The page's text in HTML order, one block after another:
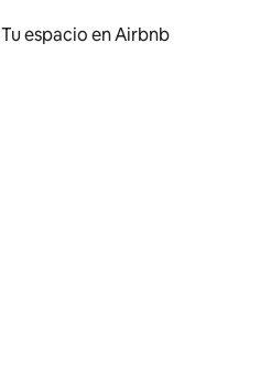
Tu espacio en Airbnb